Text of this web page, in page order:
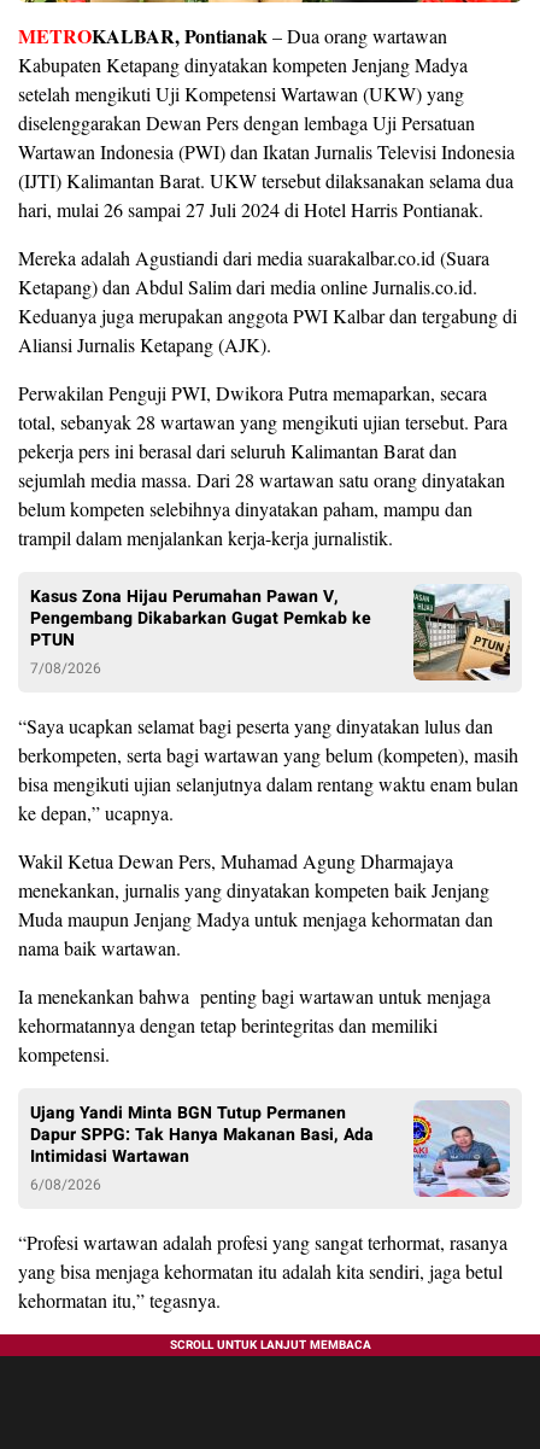
METROKALBAR, Pontianak– Dua orang wartawan
Kabupaten Ketapang dinyatakan kompeten Jenjang Madya
setelah mengikuti Uji Kompetensi Wartawan (UKW) yang
diselenggarakan Dewan Pers dengan lembaga Uji Persatuan
Wartawan Indonesia (PWI) dan Ikatan Jurnalis Televisi Indonesia
(IJTI) Kalimantan Barat. UKW tersebut dilaksanakan selama dua
hari, mulai 26 sampai 27 Juli 2024 di Hotel Harris Pontianak.
Mereka adalah Agustiandi dari media suarakalbar.co.id (Suara
Ketapang) dan Abdul Salim dari media online Jurnalis.co.id.
Keduanya juga merupakan anggota PWI Kalbar dan tergabung di
Aliansi Jurnalis Ketapang (AJK).
Perwakilan Penguji PWI, Dwikora Putra memaparkan, secara
total, sebanyak 28 wartawan yang mengikuti ujian tersebut. Para
pekerja pers ini berasal dari seluruh Kalimantan Barat dan
sejumlah media massa. Dari 28 wartawan satu orang dinyatakan
belum kompeten selebihnya dinyatakan paham, mampu dan
trampil dalam menjalankan kerja-kerja jurnalistik.
Kasus Zona Hijau Perumahan Pawan V,
Pengembang Dikabarkan Gugat Pemkab ke
PTUN
7/08/2026
“Saya ucapkan selamat bagi peserta yang dinyatakan lulus dan
berkompeten, serta bagi wartawan yang belum (kompeten), masih
bisa mengikuti ujian selanjutnya dalam rentang waktu enam bulan
ke depan,” ucapnya.
Wakil Ketua Dewan Pers, Muhamad Agung Dharmajaya
menekankan, jurnalis yang dinyatakan kompeten baik Jenjang
Muda maupun Jenjang Madya untuk menjaga kehormatan dan
nama baik wartawan.
Ia menekankan bahwa penting bagi wartawan untuk menjaga
kehormatannya dengan tetap berintegritas dan memiliki
kompetensi.
Ujang Yandi Minta BGN Tutup Permanen
Dapur SPPG: Tak Hanya Makanan Basi, Ada
Intimidasi Wartawan
6/08/2026
“Profesi wartawan adalah profesi yang sangat terhormat, rasanya
yang bisa menjaga kehormatan itu adalah kita sendiri, jaga betul
kehormatan itu,” tegasnya.